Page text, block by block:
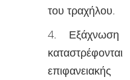
του τραχήλου.
4. Εξάχνωση